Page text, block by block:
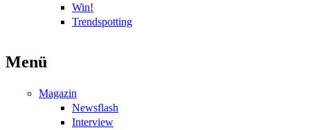
Win!
Trendspotting
Menü
Magazin
Newsflash
Interview